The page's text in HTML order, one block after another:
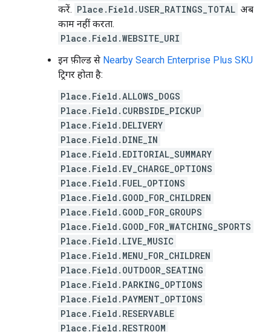
करें. Place.Field.USER_RATINGS_TOTAL अब
काम नहीं करता.
Place.Field.WEBSITE_URI
इन फ़ील्ड से Nearby Search Enterprise Plus SKU
ट्रिगर होता है:
Place.Field.ALLOWS_DOGS
Place.Field.CURBSIDE_PICKUP
Place.Field.DELIVERY
Place.Field.DINE_IN
Place.Field.EDITORIAL_SUMMARY
Place.Field.EV_CHARGE_OPTIONS
Place.Field.FUEL_OPTIONS
Place.Field.GOOD_FOR_CHILDREN
Place.Field.GOOD_FOR_GROUPS
Place.Field.GOOD_FOR_WATCHING_SPORTS
Place.Field.LIVE_MUSIC
Place.Field.MENU_FOR_CHILDREN
Place.Field.OUTDOOR_SEATING
Place.Field.PARKING_OPTIONS
Place.Field.PAYMENT_OPTIONS
Place.Field.RESERVABLE
Place.Field.RESTROOM